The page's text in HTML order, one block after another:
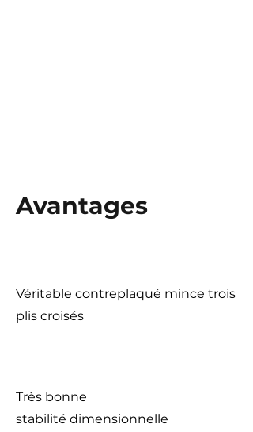
Avantages
Véritable contreplaqué mince trois
plis croisés
Très bonne
stabilité dimensionnelle